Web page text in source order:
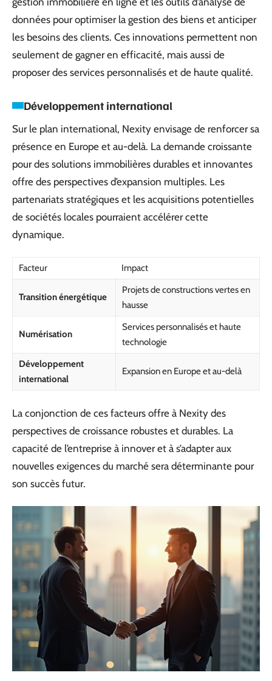
données pour optimiser la gestion des biens et anticiper
les besoins des clients. Ces innovations permettent non
seulement de gagner en efficacité, mais aussi de
proposer des services personnalisés et de haute qualité.
Développement international
Sur le plan international, Nexity envisage de renforcer sa
présence en Europe et au-delà. La demande croissante
pour des solutions immobilières durables et innovantes
offre des perspectives d’expansion multiples. Les
partenariats stratégiques et les acquisitions potentielles
de sociétés locales pourraient accélérer cette
dynamique.
Facteur Impact
Transition énergétique
Projets de constructions vertes en
hausse
Numérisation
Services personnalisés et haute
technologie
Développement
international
Expansion en Europe et au-delà
La conjonction de ces facteurs offre à Nexity des
perspectives de croissance robustes et durables. La
capacité de l’entreprise à innover et à s’adapter aux
nouvelles exigences du marché sera déterminante pour
son succès futur.